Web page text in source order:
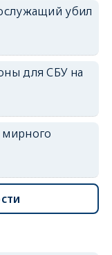
erid: 2SDnjdvhGXG
убил
для СБУ на